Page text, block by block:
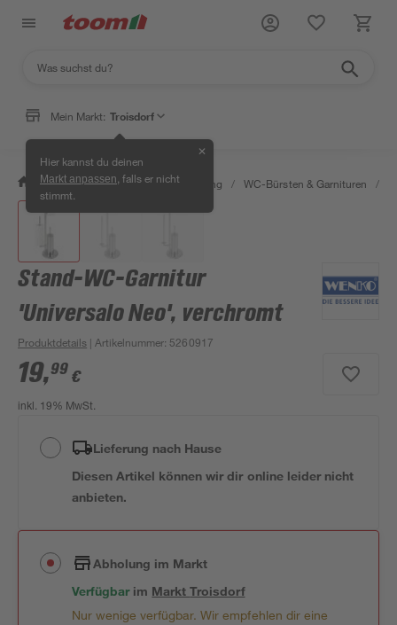
Mein Markt: Troisdorf
Hier kannst du deinen
Markt anpassen , falls er nicht
stimmt.
✕
/ Bad & Sanitär / Bad-Ausstattung / WC-Bürsten & Garnituren /
Stand-WC-Garnitur
'Universalo Neo', verchromt
Produktdetails | Artikelnummer: 5260917
19,99 €
inkl. 19% MwSt.
Lieferung nach Hause
Diesen Artikel können wir dir online leider nicht
anbieten.
Abholung im Markt
Verfügbar im MarktTroisdorf
Nur wenige verfügbar. Wir empfehlen dir eine